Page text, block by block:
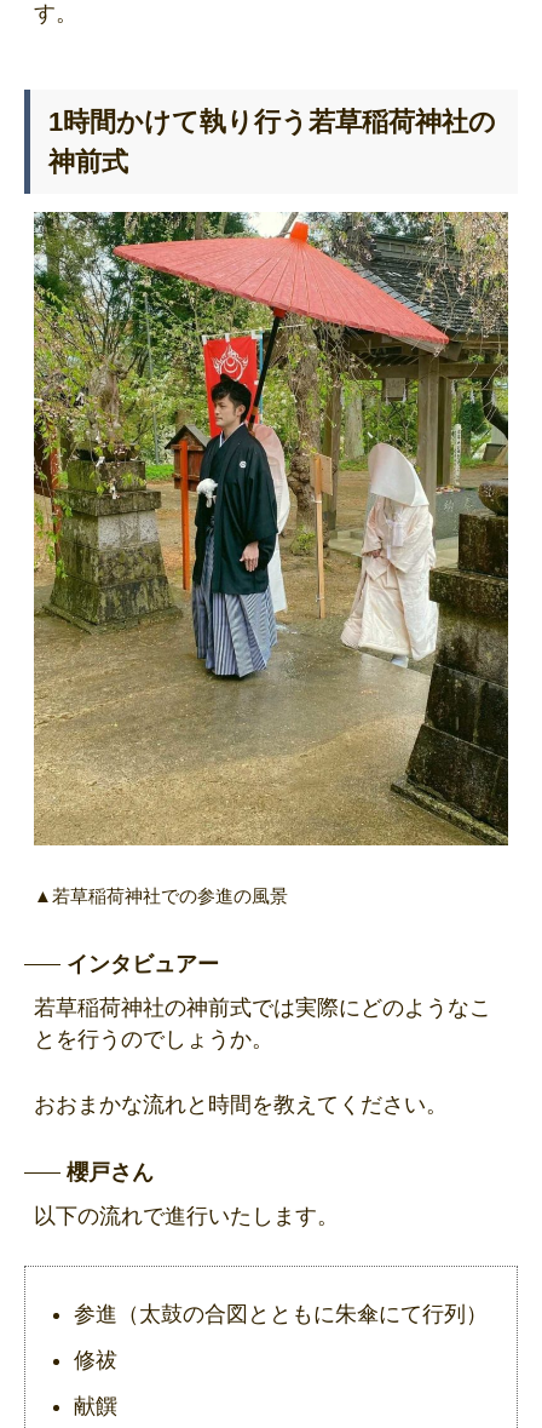
す。
1時間かけて執り行う若草稲荷神社の
神前式
▲若草稲荷神社での参進の風景
インタビュアー
若草稲荷神社の神前式では実際にどのようなこ
とを行うのでしょうか。
おおまかな流れと時間を教えてください。
櫻戸さん
以下の流れで進行いたします。
参進（太鼓の合図とともに朱傘にて行列）
修祓
献饌